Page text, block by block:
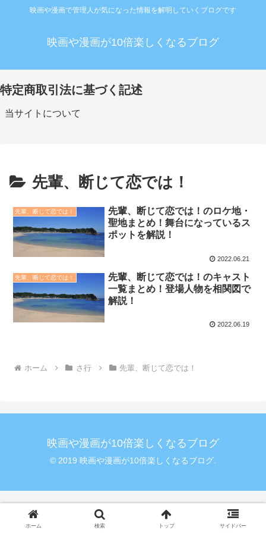
映画や漫画で管理人が気になった情報を解明していくブログです
映画や漫画が10倍楽しくなるブログ
特定商取引法に基づく記述
当サイトについて
先輩、断じて恋では！
先輩、断じて恋では！
先輩、断じて恋では！のロケ地・
聖地まとめ！舞台になっているス
ポットを解説！
2022.06.21
先輩、断じて恋では！
先輩、断じて恋では！のキャスト
一覧まとめ！登場人物を相関図で
解説！
2022.06.19
ホーム さ行 先輩、断じて恋では！
映画や漫画が10倍楽しくなるブログ
© 2019 映画や漫画が10倍楽しくなるブログ.
ホーム 検索 トップ サイドバー